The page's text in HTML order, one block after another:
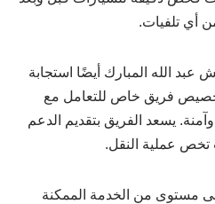
أي تلفيات.
الله المبارك أيضًا استجابة
تخصيص فريق خاص للتعامل مع
يسعد الفريق بتقديم الدعم
تخص عملية النقل.
مستوى من الخدمة الممكنة